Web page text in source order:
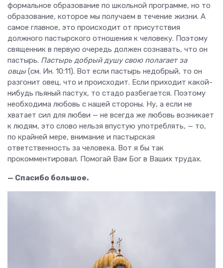
формальное образование по школьной программе, но то
образование, которое мы получаем в течение жизни. А
самое главное, это происходит от присутствия
должного пастырского отношения к человеку. Поэтому
священник в первую очередь должен сознавать, что он
пастырь. Пастырь добрый душу свою полагает за
овцы(см. Ин. 10:11). Вот если пастырь недобрый, то он
разгонит овец, что и происходит. Если приходит какой-
нибудь пьяный пастух, то стадо разбегается. Поэтому
необходима любовь с нашей стороны. Ну, а если не
хватает сил для любви — не всегда же любовь возникает
к людям, это слово нельзя впустую употреблять, — то,
по крайней мере, внимание и пастырская
ответственность за человека. Вот я бы так
прокомментировал. Помогай Вам Бог в Ваших трудах.
— Спасибо большое.